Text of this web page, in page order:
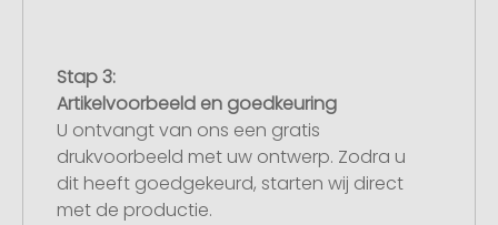
Stap 3:
Artikelvoorbeeld en goedkeuring
U ontvangt van ons een gratis
drukvoorbeeld met uw ontwerp. Zodra u
dit heeft goedgekeurd, starten wij direct
met de productie.